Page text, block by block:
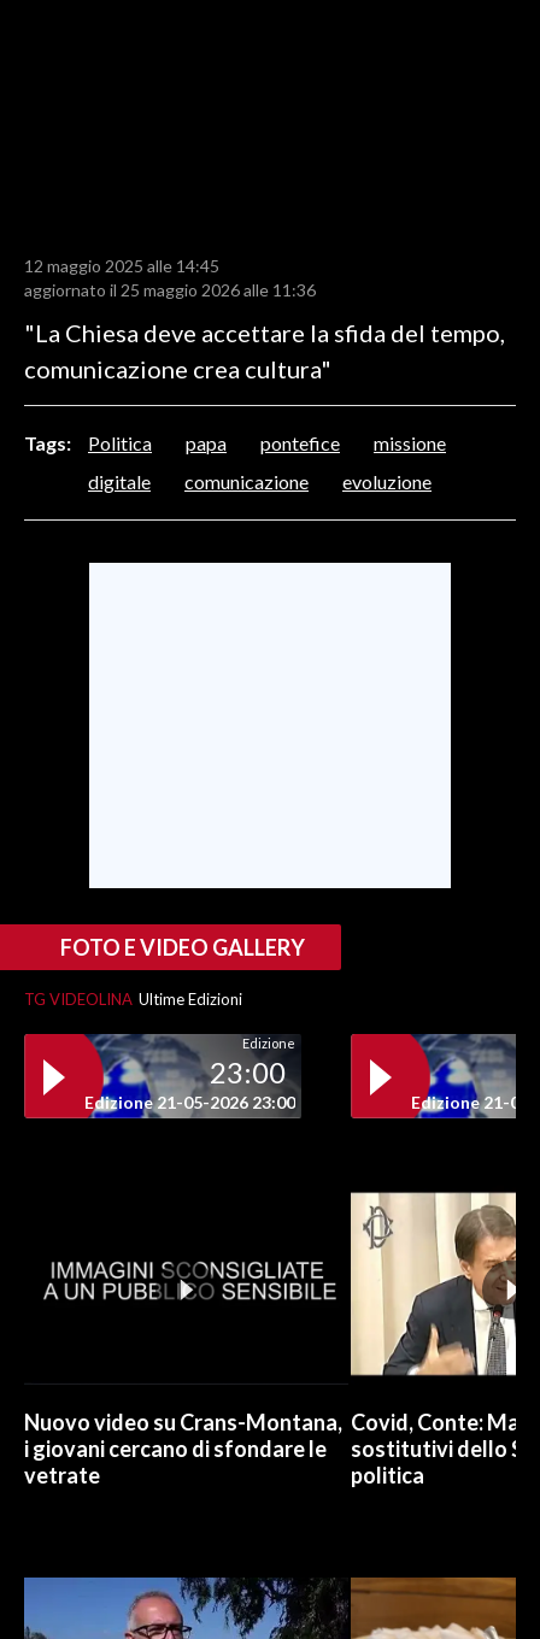
CALCIO
CALCIO REGIONALE
BASKET
VOLLEY
MOTORI
TENNIS
ALTRI SPORT
#CARAUNIONE
INSULARITÀ
PUBBLICITÀ
12 maggio 2025 alle 14:45
aggiornato il 25 maggio 2026 alle 11:36
"La Chiesa deve accettare la sfida del tempo,
comunicazione crea cultura"
Tags: Politica papa pontefice
missione
digitale
comunicazione evoluzione
FOTO E VIDEO GALLERY
TG VIDEOLINA Ultime Edizioni
Edizione
23:00
Edizione 21-05-2026 23:00 Edizione 21-05-
Nuovo video su Crans-Montana,
i giovani cercano di sfondare le
vetrate
Covid, Conte: Mai
sostitutivi dello
politica